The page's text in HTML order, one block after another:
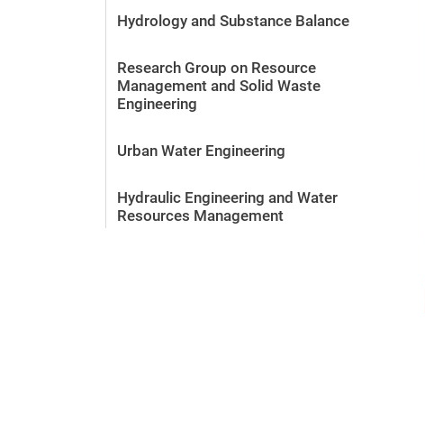
Hydrology and Substance Balance
Research Group on Resource
Management and Solid Waste
Engineering
Urban Water Engineering
Hydraulic Engineering and Water
Resources Management